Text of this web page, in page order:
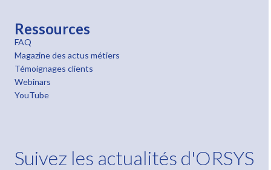
Ressources
FAQ
Magazine des actus métiers
Témoignages clients
Webinars
YouTube
Suivez les actualités d'ORSYS